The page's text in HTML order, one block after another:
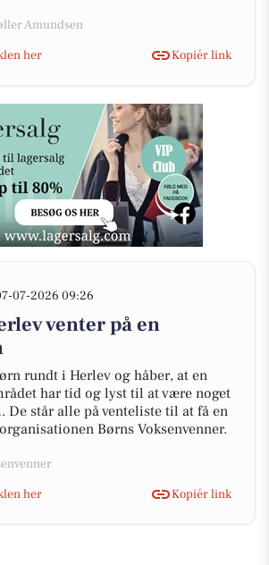
Amundsen
her
Kopiér link
07-2026 09:26
venter på en
rundt i Herlev og håber, at en
har tid og lyst til at være noget
står alle på venteliste til at få en
Børns Voksenvenner.
her
Kopiér link